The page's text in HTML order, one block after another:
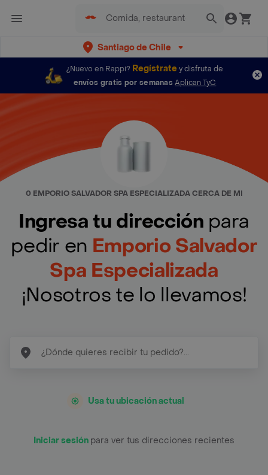
Santiago de Chile
¿Nuevo en Rappi? Regístratey disfruta de
envíos gratis por semanas Aplican TyC
0 EMPORIO SALVADOR SPA ESPECIALIZADA CERCA DE MI
Ingresa tu dirección para
pedir en Emporio Salvador
Spa Especializada
¡Nosotros te lo llevamos!
Usa tu ubicación actual
Iniciar sesión para ver tus direcciones recientes